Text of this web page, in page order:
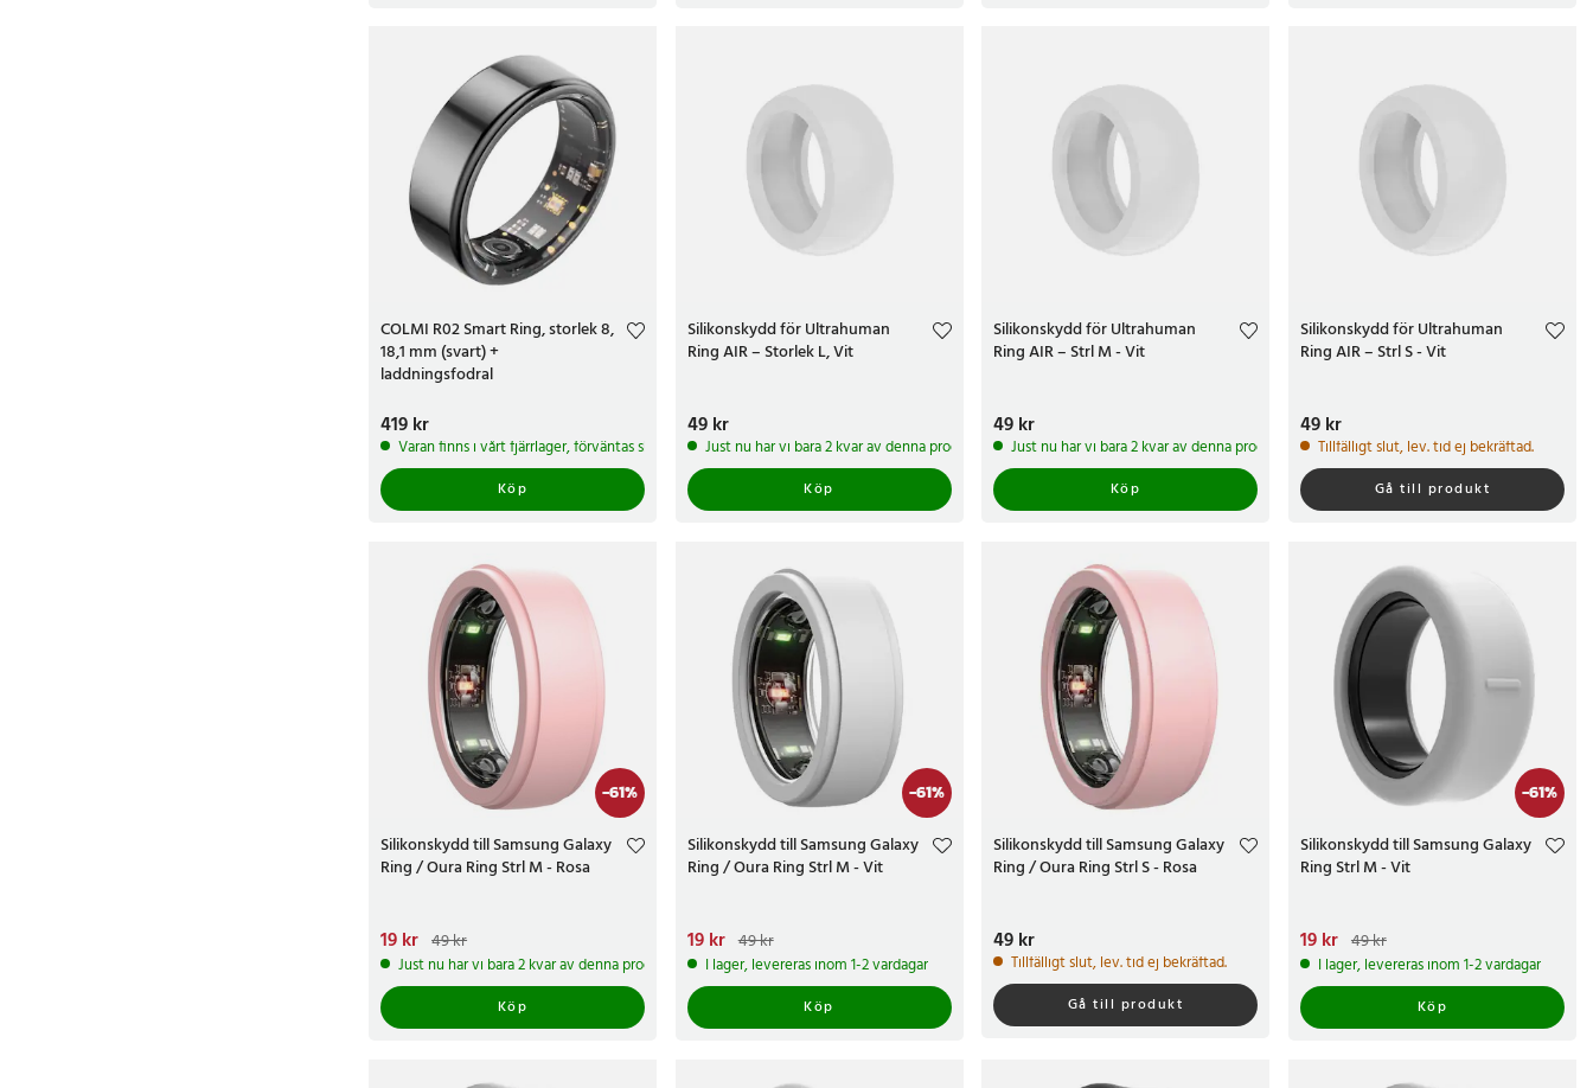
COLMI R02 Smart Ring, storlek 8,
18,1 mm (svart) +
laddningsfodral
Pris:419 kr
419 kr
Varan finns i vårt fjärrlager, förväntas skickas inom 5-7 arbetsdagar
Köp
Silikonskydd för Ultrahuman
Ring AIR – Storlek L, Vit
Pris:49 kr
49 kr
Just nu har vi bara 2 kvar av denna produkt
Köp
Silikonskydd för Ultrahuman
Ring AIR – Strl M - Vit
Pris:49 kr
49 kr
Just nu har vi bara 2 kvar av denna produkt
Köp
Silikonskydd för Ultrahuman
Ring AIR – Strl S - Vit
Pris:49 kr
49 kr
Tillfälligt slut, lev. tid ej bekräftad.
Gå till produkt
-61%
Silikonskydd till Samsung Galaxy
Ring / Oura Ring Strl M - Rosa
Nuvarande pris
49 kr
19 kr 49 kr
Just nu har vi bara 2 kvar av denna produkt
Köp
-61%
Silikonskydd till Samsung Galaxy
Ring / Oura Ring Strl M - Vit
Nuvarande pris
49 kr
19 kr 49 kr
I lager, levereras inom 1-2 vardagar
Köp
Silikonskydd till Samsung Galaxy
Ring / Oura Ring Strl S - Rosa
Pris:49 kr
49 kr
Tillfälligt slut, lev. tid ej bekräftad.
Gå till produkt
-61%
Silikonskydd till Samsung Galaxy
Ring Strl M - Vit
Nuvarande pris
49 kr
19 kr 49 kr
I lager, levereras inom 1-2 vardagar
Köp